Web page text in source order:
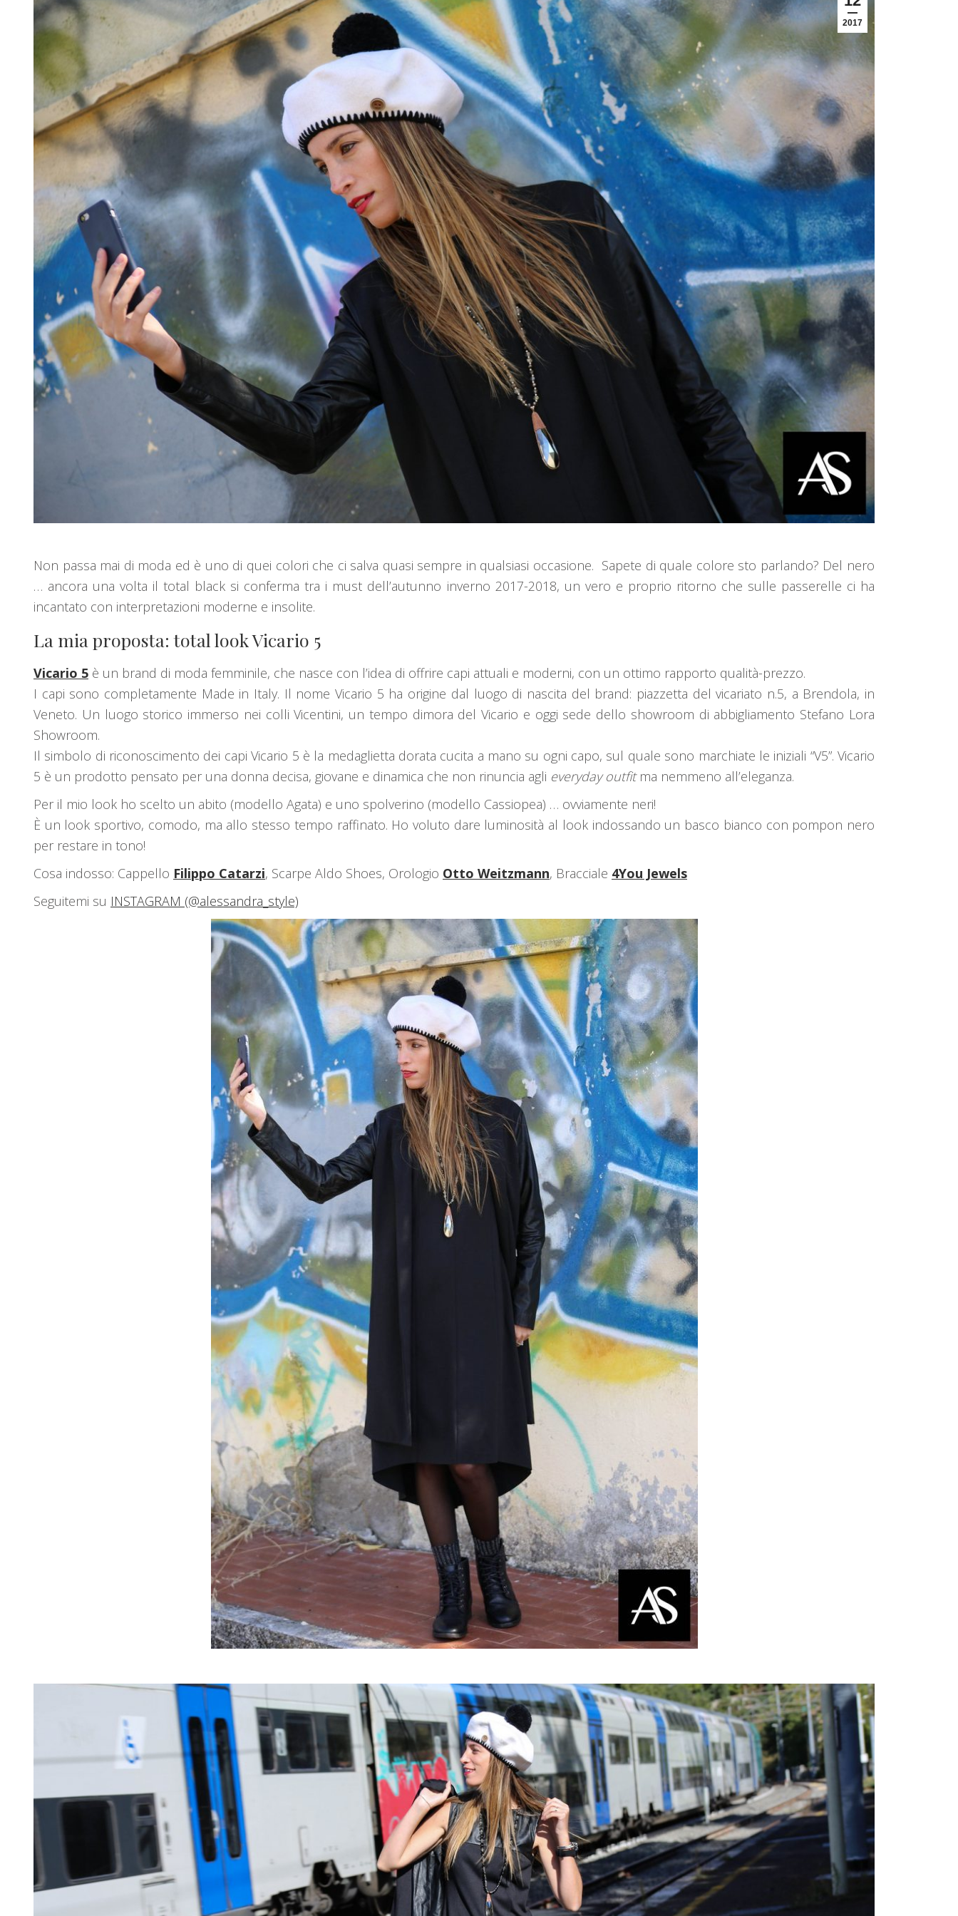
2017
Non passa mai di moda ed è uno di quei colori che ci salva quasi sempre in qualsiasi occasione. Sapete di quale colore sto parlando? Del nero
… ancora una volta il total black si conferma tra i must dell’autunno inverno 2017-2018, un vero e proprio ritorno che sulle passerelle ci ha
incantato con interpretazioni moderne e insolite.
La mia proposta: total look Vicario 5
Vicario 5 è un brand di moda femminile, che nasce con l’idea di offrire capi attuali e moderni, con un ottimo rapporto qualità-prezzo.
I capi sono completamente Made in Italy. Il nome Vicario 5 ha origine dal luogo di nascita del brand: piazzetta del vicariato n.5, a Brendola, in
Veneto. Un luogo storico immerso nei colli Vicentini, un tempo dimora del Vicario e oggi sede dello showroom di abbigliamento Stefano Lora
Showroom.
Il simbolo di riconoscimento dei capi Vicario 5 è la medaglietta dorata cucita a mano su ogni capo, sul quale sono marchiate le iniziali “V5”. Vicario
5 è un prodotto pensato per una donna decisa, giovane e dinamica che non rinuncia agli everyday outfitma nemmeno all’eleganza.
Per il mio look ho scelto un abito (modello Agata) e uno spolverino (modello Cassiopea) … ovviamente neri!
È un look sportivo, comodo, ma allo stesso tempo raffinato. Ho voluto dare luminosità al look indossando un basco bianco con pompon nero
per restare in tono!
Cosa indosso: Cappello Filippo Catarzi, Scarpe Aldo Shoes, Orologio Otto Weitzmann, Bracciale 4You Jewels
Seguitemi su INSTAGRAM (@alessandra_style)